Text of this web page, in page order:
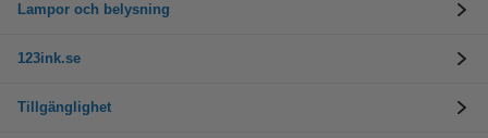
Lampor och belysning
123ink.se
Tillgänglighet